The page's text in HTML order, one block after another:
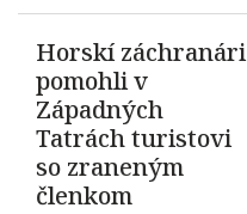
Horskí záchranári
pomohli v
Západných
Tatrách turistovi
so zraneným
členkom